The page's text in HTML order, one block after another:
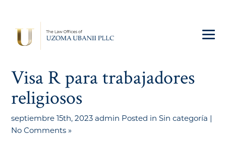
Visa R para trabajadores
religiosos
septiembre 15th, 2023 admin Posted in Sin categoría |
No Comments »